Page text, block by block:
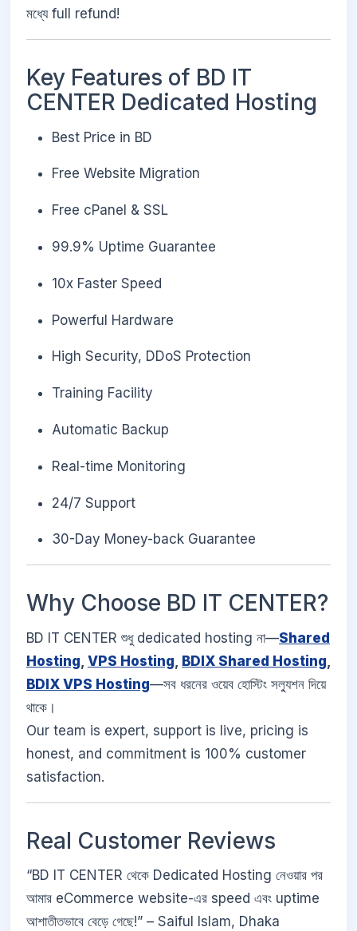
মধ্যে full refund!
Key Features of BD IT
CENTER Dedicated Hosting
Best Price in BD
Free Website Migration
Free cPanel & SSL
99.9% Uptime Guarantee
10x Faster Speed
Powerful Hardware
High Security, DDoS Protection
Training Facility
Automatic Backup
Real-time Monitoring
24/7 Support
30-Day Money-back Guarantee
Why Choose BD IT CENTER?
BD IT CENTER শুধু dedicated hosting না—Shared
Hosting VPS Hosting BDIX Shared Hosting
BDIX VPS Hosting—সব ধরনের ওয়েব হোস্টিং সল্যুশন দিয়ে
থাকে।
Our team is expert, support is live, pricing is
honest, and commitment is 100% customer
satisfaction.
Real Customer Reviews
“BD IT CENTER থেকে Dedicated Hosting নেওয়ার পর
আমার eCommerce website-এর speed এবং uptime
আশাতীতভাবে বেড়ে গেছে!” – Saiful Islam, Dhaka